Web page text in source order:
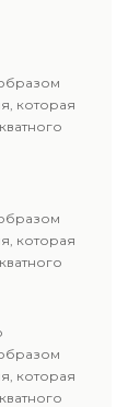
которая
которая
которая